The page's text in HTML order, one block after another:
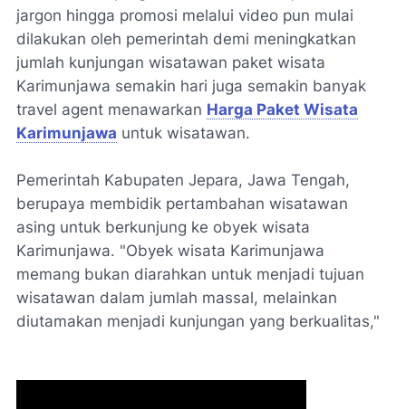
jargon hingga promosi melalui video pun mulai
dilakukan oleh pemerintah demi meningkatkan
jumlah kunjungan wisatawan paket wisata
Karimunjawa semakin hari juga semakin banyak
travel agent menawarkan Harga Paket Wisata
Karimunjawa untuk wisatawan.
Pemerintah Kabupaten Jepara, Jawa Tengah,
berupaya membidik pertambahan wisatawan
asing untuk berkunjung ke obyek wisata
Karimunjawa. "Obyek wisata Karimunjawa
memang bukan diarahkan untuk menjadi tujuan
wisatawan dalam jumlah massal, melainkan
diutamakan menjadi kunjungan yang berkualitas,"